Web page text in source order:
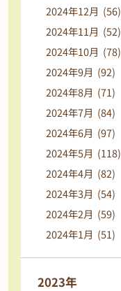
2024年12月 (56)
2024年11月 (52)
2024年10月 (78)
2024年9月 (92)
2024年8月 (71)
2024年7月 (84)
2024年6月 (97)
2024年5月 (118)
2024年4月 (82)
2024年3月 (54)
2024年2月 (59)
2024年1月 (51)
2023年